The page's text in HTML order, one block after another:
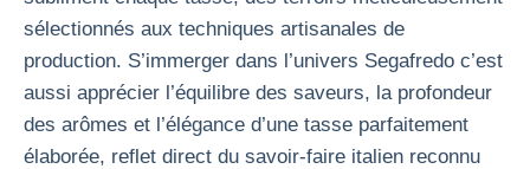
sélectionnés aux techniques artisanales de
production. S’immerger dans l’univers Segafredo c’est
aussi apprécier l’équilibre des saveurs, la profondeur
des arômes et l’élégance d’une tasse parfaitement
élaborée, reflet direct du savoir-faire italien reconnu